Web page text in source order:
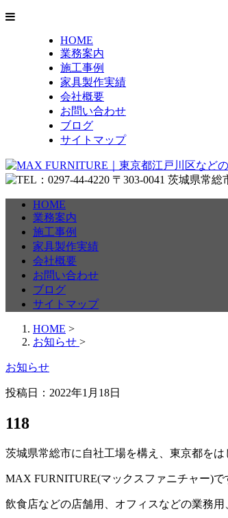
HOME
業務案内
施工事例
家具製作実績
会社概要
お問い合わせ
ブログ
サイトマップ
HOME
業務案内
施工事例
家具製作実績
会社概要
お問い合わせ
ブログ
サイトマップ
HOME >
お知らせ >
お知らせ
投稿日： 2022年1月18日
118
茨城県常総市に自社工場を構え、東京都を
MAX FURNITURE(マックスファニチャー)で
飲食店などの店舗用、オフィスなどの業務